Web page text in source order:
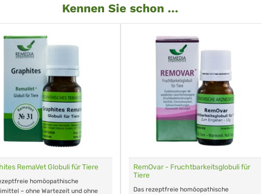
Kennen Sie schon ...
RemaVet Globuli für Tiere
homöopathische
– ohne Wartezeit und ohne
RemOvar - Fruchtbarkeitsglobuli für
Tiere
Das rezeptfreie homöopathische